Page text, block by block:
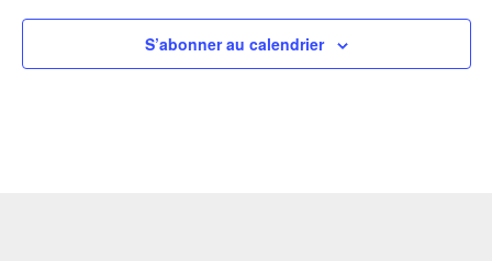
S’abonner au calendrier